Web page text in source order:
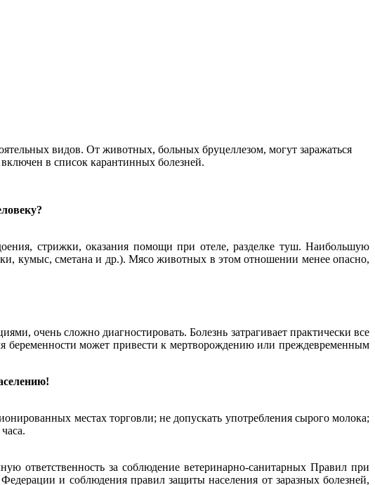
видов. От животных, больных бруцеллезом, могут заражаться
в список карантинных болезней.
стрижки, оказания помощи при отеле, разделке туш. Наибольшую
кумыс, сметана и др.). Мясо животных в этом отношении менее опасно,
очень сложно диагностировать. Болезнь затрагивает практически все
беременности может привести к мертворождению или преждевременным
местах торговли; не допускать употребления сырого молока;
ответственность за соблюдение ветеринарно-санитарных Правил при
и соблюдения правил защиты населения от заразных болезней,